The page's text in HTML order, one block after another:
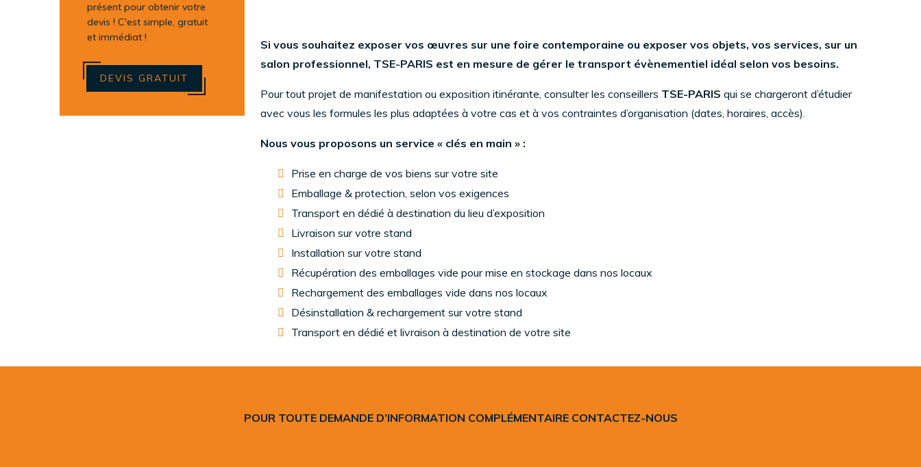
Si vous souhaitez exposer vos œuvres sur une foire contemporaine ou exposer vos objets, vos services, sur un
salon professionnel, TSE-PARIS est en mesure de gérer le transport évènementiel idéal selon vos besoins.
Pour tout projet de manifestation ou exposition itinérante, consulter les conseillers TSE-PARIS qui se chargeront d’étudier
avec vous les formules les plus adaptées à votre cas et à vos contraintes d’organisation (dates, horaires, accès).
Nous vous proposons un service « clés en main » :
Prise en charge de vos biens sur votre site
Emballage & protection, selon vos exigences
Transport en dédié à destination du lieu d’exposition
Livraison sur votre stand
Installation sur votre stand
Récupération des emballages vide pour mise en stockage dans nos locaux
Rechargement des emballages vide dans nos locaux
Désinstallation & rechargement sur votre stand
Transport en dédié et livraison à destination de votre site
présent pour obtenir votre
devis ! C'est simple, gratuit
et immédiat !
DEVIS GRATUIT
POUR TOUTE DEMANDE D’INFORMATION COMPLÉMENTAIRE CONTACTEZ-NOUS